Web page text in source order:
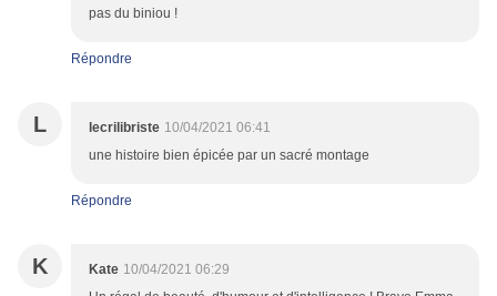
pas du biniou !
Répondre
L lecrilibriste 10/04/2021 06:41
une histoire bien épicée par un sacré montage
Répondre
K Kate 10/04/2021 06:29